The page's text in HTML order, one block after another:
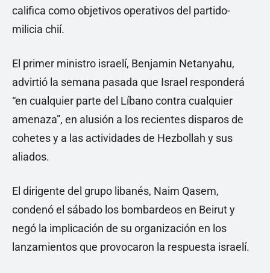
califica como objetivos operativos del partido-
milicia chií.
El primer ministro israelí, Benjamin Netanyahu,
advirtió la semana pasada que Israel responderá
“en cualquier parte del Líbano contra cualquier
amenaza”, en alusión a los recientes disparos de
cohetes y a las actividades de Hezbollah y sus
aliados.
El dirigente del grupo libanés, Naim Qasem,
condenó el sábado los bombardeos en Beirut y
negó la implicación de su organización en los
lanzamientos que provocaron la respuesta israelí.